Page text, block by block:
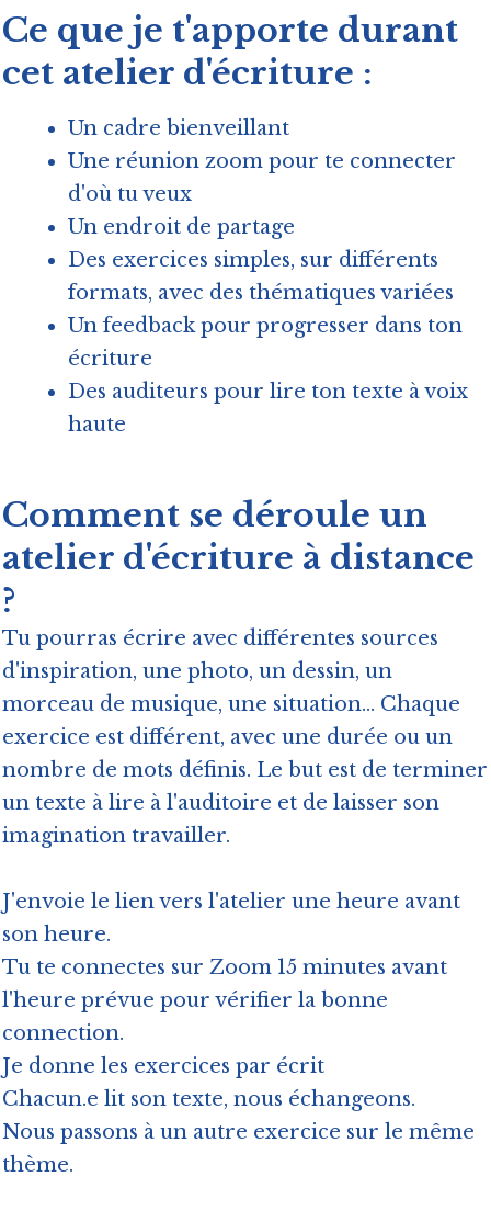
Ce que je t'apporte durant
cet atelier d'écriture :
Un cadre bienveillant
Une réunion zoom pour te connecter
d'où tu veux
Un endroit de partage
Des exercices simples, sur différents
formats, avec des thématiques variées
Un feedback pour progresser dans ton
écriture
Des auditeurs pour lire ton texte à voix
haute
Comment se déroule un
atelier d'écriture à distance
?
Tu pourras écrire avec différentes sources
d'inspiration, une photo, un dessin, un
morceau de musique, une situation... Chaque
exercice est différent, avec une durée ou un
nombre de mots définis. Le but est de terminer
un texte à lire à l'auditoire et de laisser son
imagination travailler.
J'envoie le lien vers l'atelier une heure avant
son heure.
Tu te connectes sur Zoom 15 minutes avant
l'heure prévue pour vérifier la bonne
connection.
Je donne les exercices par écrit
Chacun.e lit son texte, nous échangeons.
Nous passons à un autre exercice sur le même
thème.